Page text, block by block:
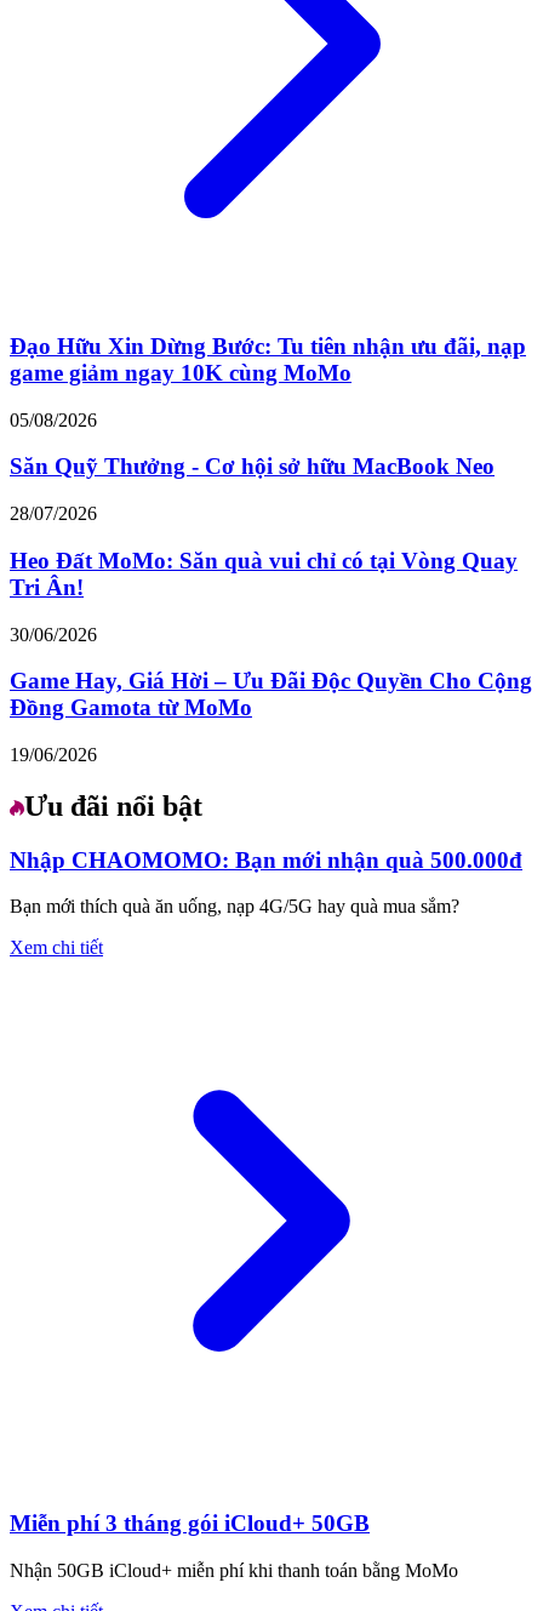
Đạo Hữu Xin Dừng Bước: Tu tiên nhận ưu đãi, nạp
game giảm ngay 10K cùng MoMo
05/08/2026
Săn Quỹ Thưởng - Cơ hội sở hữu MacBook Neo
28/07/2026
Heo Đất MoMo: Săn quà vui chỉ có tại Vòng Quay
Tri Ân!
30/06/2026
Game Hay, Giá Hời – Ưu Đãi Độc Quyền Cho Cộng
Đồng Gamota từ MoMo
19/06/2026
Ưu đãi nổi bật
Nhập CHAOMOMO: Bạn mới nhận quà 500.000đ
Bạn mới thích quà ăn uống, nạp 4G/5G hay quà mua sắm?
Xem chi tiết
Miễn phí 3 tháng gói iCloud+ 50GB
Nhận 50GB iCloud+ miễn phí khi thanh toán bằng MoMo